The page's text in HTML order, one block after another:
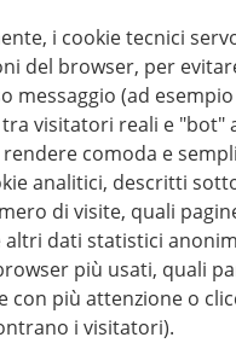
i cookie tecnici
del browser, per
messaggio (ad
visitatori reali e "bot"
comoda e
analitici, descritti
di visite, quali
altri dati statistici
più usati, quali
con più attenzione o
i visitatori).